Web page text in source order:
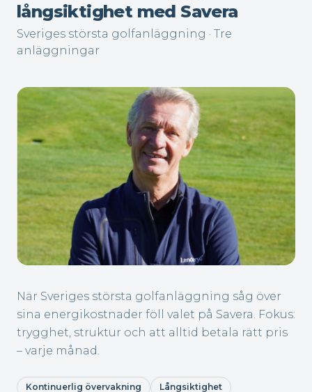
långsiktighet med Savera
Sveriges största golfanläggning · Tre
anläggningar
När Sveriges största golfanläggning såg över
sina energikostnader föll valet på Savera. Fokus:
trygghet, struktur och att alltid betala rätt pris
– varje månad.
Kontinuerlig övervakning
Långsiktighet